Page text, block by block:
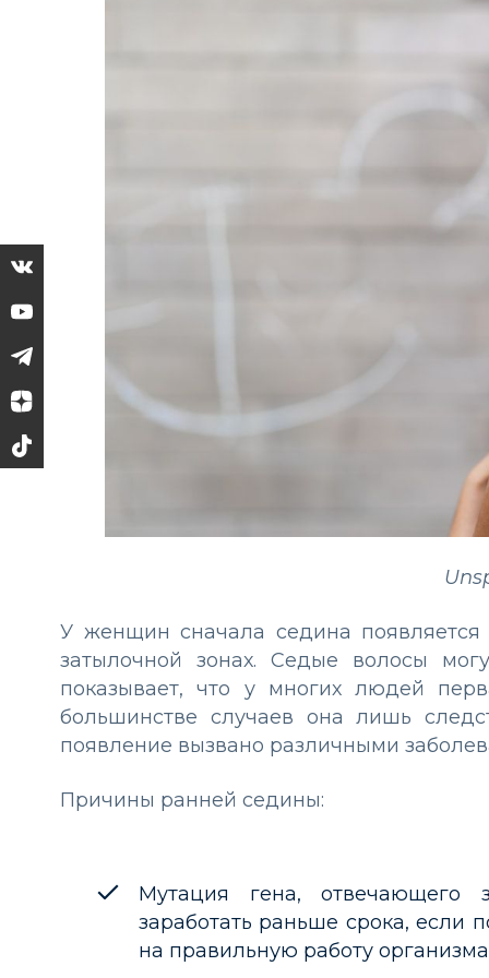
У женщин сначала седина
затылочной зонах. Седые волосы
показывает, что у многих людей
большинстве случаев она лишь
появление вызвано различными
Причины ранней седины:
Мутация гена, отвечающего
заработать раньше срока,
на правильную работу